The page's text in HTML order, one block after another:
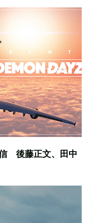
後藤正文、田中